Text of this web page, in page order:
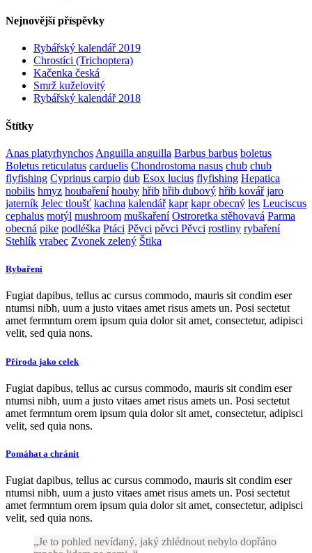
Nejnovější příspěvky
Rybářský kalendář 2019
Chrostíci (Trichoptera)
Kačenka česká
Smrž kuželovitý
Rybářský kalendář 2018
Štítky
Anas platyrhynchos Anguilla anguilla Barbus barbus boletus
Boletus reticulatus carduelis Chondrostoma nasus chub chub
flyfishing Cyprinus carpio dub Esox lucius flyfishing Hepatica
nobilis hmyz houbaření houby hřib hřib dubový hřib kovář jaro
jaterník Jelec tloušť kachna kalendář kapr kapr obecný les Leuciscus
cephalus motýl mushroom muškaření Ostroretka stěhovavá Parma
obecná pike podléška Ptáci Pěvci pěvci Pěvci rostliny rybaření
Stehlík vrabec Zvonek zelený Štika
Rybaření
Fugiat dapibus, tellus ac cursus commodo, mauris sit condim eser
ntumsi nibh, uum a justo vitaes amet risus amets un. Posi sectetut
amet fermntum orem ipsum quia dolor sit amet, consectetur, adipisci
velit, sed quia nons.
Příroda jako celek
Fugiat dapibus, tellus ac cursus commodo, mauris sit condim eser
ntumsi nibh, uum a justo vitaes amet risus amets un. Posi sectetut
amet fermntum orem ipsum quia dolor sit amet, consectetur, adipisci
velit, sed quia nons.
Pomáhat a chránit
Fugiat dapibus, tellus ac cursus commodo, mauris sit condim eser
ntumsi nibh, uum a justo vitaes amet risus amets un. Posi sectetut
amet fermntum orem ipsum quia dolor sit amet, consectetur, adipisci
velit, sed quia nons.
Je to pohled nevídaný, jaký zhlédnout nebylo dopřáno